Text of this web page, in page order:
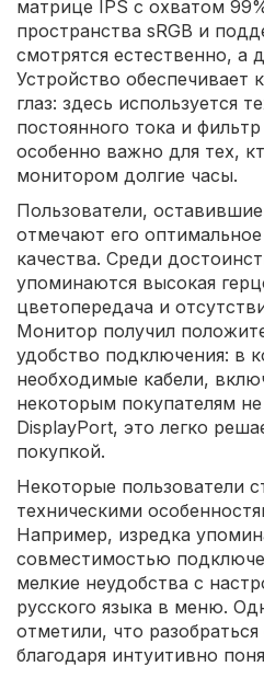
матрице IPS с охватом
пространства sRGB и
смотрятся естественно, а
Устройство обеспечивает
глаз: здесь используется
постоянного тока и
особенно важно для тех,
монитором долгие часы.
Пользователи,
отмечают его
качества. Среди
упоминаются высокая
цветопередача и
Монитор получил
удобство подключения: в
необходимые кабели,
некоторым покупателям не
DisplayPort, это легко
покупкой.
Некоторые пользователи
техническими
Например, изредка
совместимостью
мелкие неудобства с
русского языка в меню.
отметили, что
благодаря интуитивно